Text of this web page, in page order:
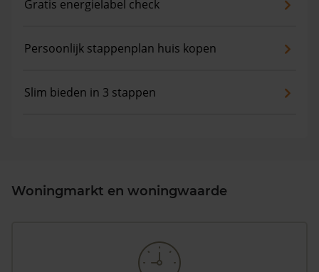
Gratis energielabel check
Persoonlijk stappenplan huis kopen
Slim bieden in 3 stappen
Woningmarkt en woningwaarde